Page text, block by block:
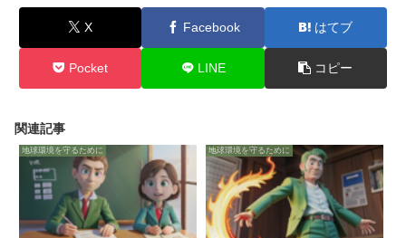
X Facebook はてブ
Pocket LINE コピー
関連記事
地球環境を守るために 地球環境を守るために